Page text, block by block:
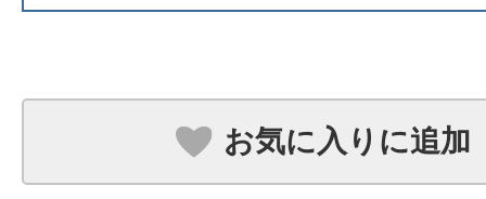
お気に入りに追加